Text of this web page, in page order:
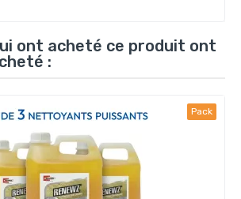
ont acheté ce produit ont
:
Pack